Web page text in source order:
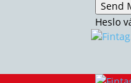
Heslo